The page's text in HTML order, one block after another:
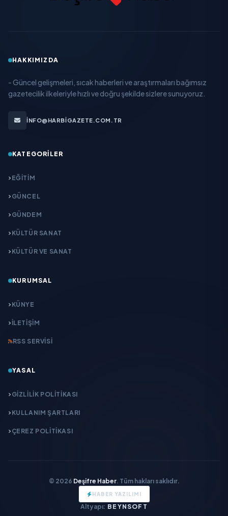
HAKKIMIZDA
- Güncel gelişmeleri, sıcak haberleri ve araştırmaları bağımsız
gazetecilik ilkeleriyle hızlı ve doğru şekilde sizlere sunuyoruz.
INFO@HARBIGAZETE.COM.TR
KATEGORILER
EĞITIM
GÜNCEL
GÜNDEM
KÜLTÜR SANAT
KÜLTÜR VE SANAT
KURUMSAL
KÜNYE
İLETIŞIM
RSS SERVISI
YASAL
GIZLILIK POLITIKASI
KULLANIM ŞARTLARI
ÇEREZ POLITIKASI
© 2026 Deşifre Haber. Tüm hakları saklıdır.
HABER YAZILIMI
Altyapı: BEYNSOFT